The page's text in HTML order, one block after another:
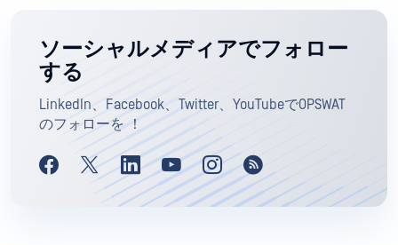
ソーシャルメディアでフォロー
する
LinkedIn、Facebook、Twitter、YouTubeでOPSWAT
のフォローを ！